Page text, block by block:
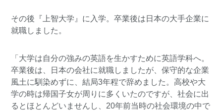
その後『上智大学』に入学。卒業後は日本の大手企業に
就職しました。
「大学は自分の強みの英語を生かすために英語学科へ。
卒業後は、日本の会社に就職しましたが、保守的な企業
風土に馴染めずに、結局3年程で辞めました。高校や大
学の時は帰国子女が周りに多くいたのですが、社会に出
るとほとんどいませんし、20年前当時の社会環境の中で